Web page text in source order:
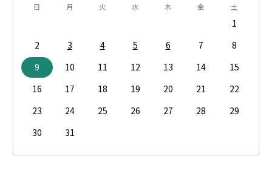
日 月 火 水 木 金 土
1
2
3 4 5 6 7
8
9
10 11 12 13 14
15
16
17 18 19 20 21
22
23
24 25 26 27 28
29
30
31